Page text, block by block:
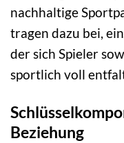
nachhaltige
tragen dazu bei,
der sich Spieler
sportlich voll
Beziehung